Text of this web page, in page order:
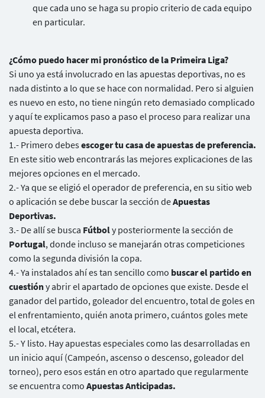
que cada uno se haga su propio criterio de cada equipo
en particular.
¿Cómo puedo hacer mi pronóstico de la Primeira Liga?
Si uno ya está involucrado en las apuestas deportivas, no es
nada distinto a lo que se hace con normalidad. Pero si alguien
es nuevo en esto, no tiene ningún reto demasiado complicado
y aquí te explicamos paso a paso el proceso para realizar una
apuesta deportiva.
1.- Primero debesescoger tu casa de apuestas de preferencia.
En este sitio web encontrarás las mejores explicaciones de las
mejores opciones en el mercado.
2.- Ya que se eligió el operador de preferencia, en su sitio web
o aplicación se debe buscar la sección deApuestas
Deportivas.
3.- De allí se busca Fútboly posteriormente la sección de
Portugal, donde incluso se manejarán otras competiciones
como la segunda división la copa.
4.- Ya instalados ahí es tan sencillo como buscar el partido en
cuestióny abrir el apartado de opciones que existe. Desde el
ganador del partido, goleador del encuentro, total de goles en
el enfrentamiento, quién anota primero, cuántos goles mete
el local, etcétera.
5.- Y listo. Hay apuestas especiales como las desarrolladas en
un inicio aquí (Campeón, ascenso o descenso, goleador del
torneo), pero esos están en otro apartado que regularmente
se encuentra como Apuestas Anticipadas.